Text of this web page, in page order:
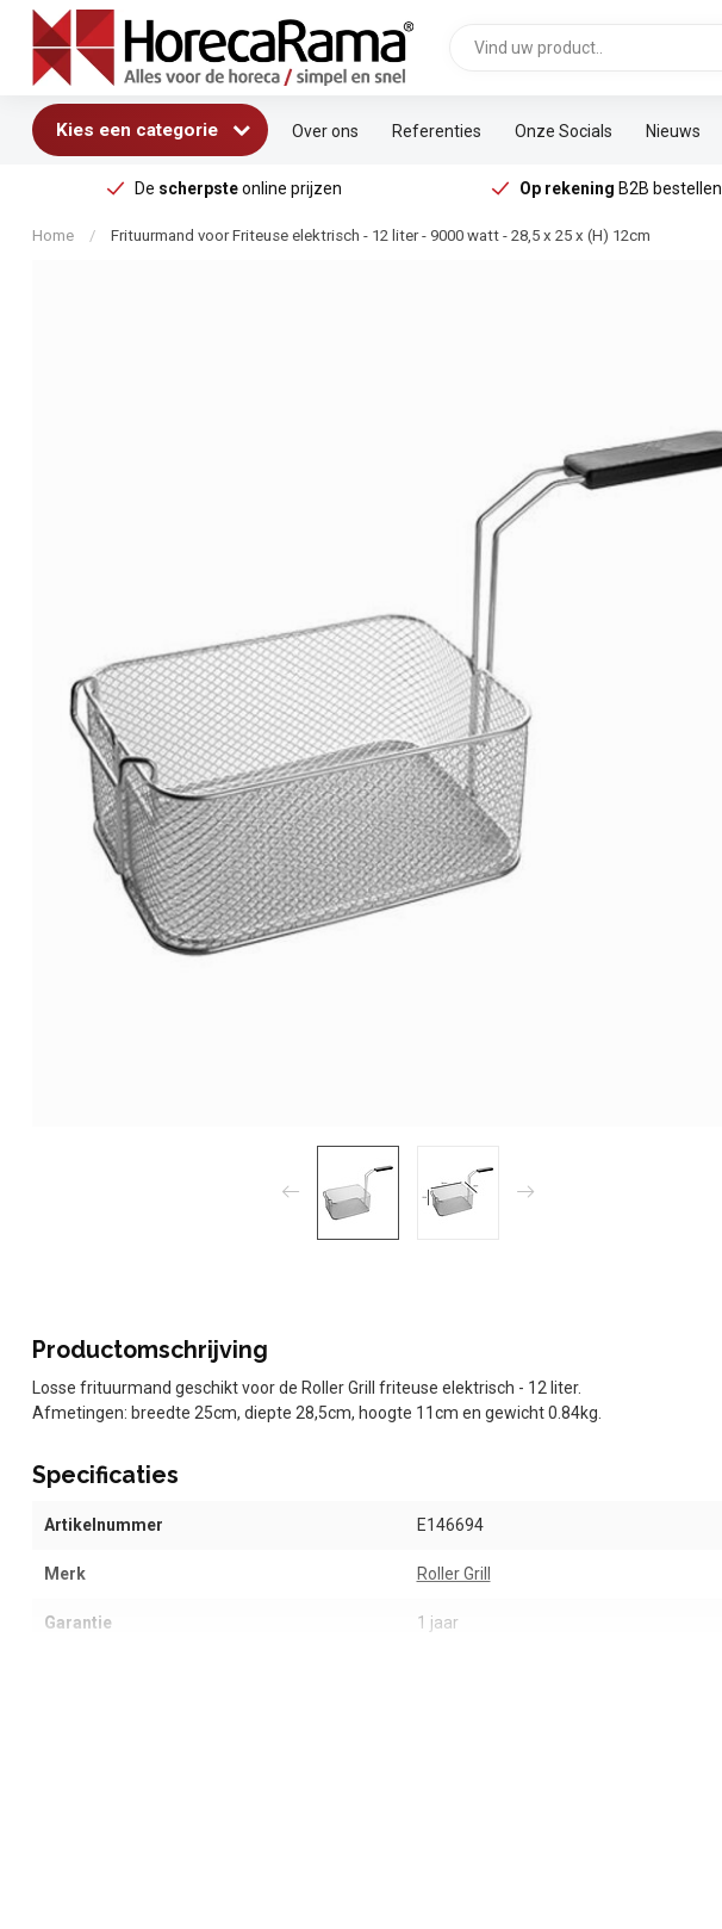
Kies een categorie Over ons Referenties Onze Socials Nieuws
De scherpsteonline prijzen Op rekening B2B bestellen
Home / Frituurmand voor Friteuse elektrisch - 12 liter - 9000 watt - 28,5 x 25 x (H) 12cm
Productomschrijving
Losse frituurmand geschikt voor de Roller Grill friteuse elektrisch - 12 liter.
Afmetingen: breedte 25cm, diepte 28,5cm, hoogte 11cm en gewicht 0.84kg.
Specificaties
Artikelnummer E146694
Merk Roller Grill
Garantie 1 jaar